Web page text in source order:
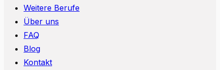
Weitere Berufe
Über uns
FAQ
Blog
Kontakt